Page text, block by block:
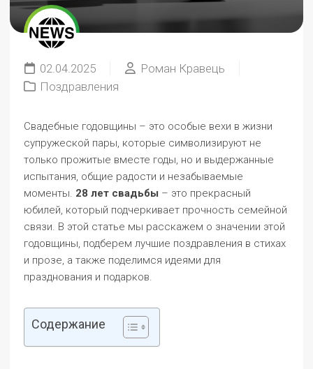
02.04.2025
Роман Кравець
Поздравления
Свадебные годовщины – это особые вехи в жизни
супружеской пары, которые символизируют не
только прожитые вместе годы, но и выдержанные
испытания, общие радости и незабываемые
моменты. 28 лет свадьбы – это прекрасный
юбилей, который подчеркивает прочность семейной
связи. В этой статье мы расскажем о значении этой
годовщины, подберем лучшие поздравления в стихах
и прозе, а также поделимся идеями для
празднования и подарков.
Содержание